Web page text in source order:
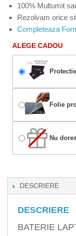
100% Multumit
Rezolvam orice
Completeaza
ALEGE CADOU
Folie
Nu
DESCRIERE
DESCRIERE
BATERIE